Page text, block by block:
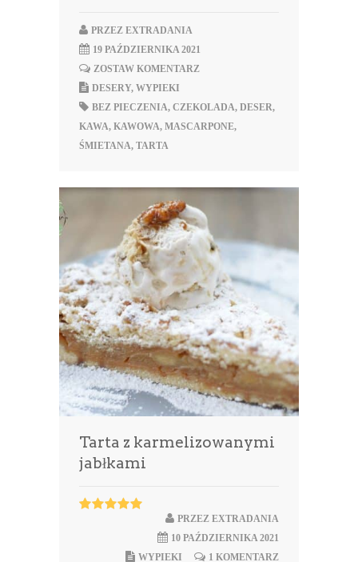
PRZEZ EXTRADANIA
19 PAŹDZIERNIKA 2021
ZOSTAW KOMENTARZ
DESERY, WYPIEKI
BEZ PIECZENIA, CZEKOLADA, DESER,
KAWA, KAWOWA, MASCARPONE,
ŚMIETANA, TARTA
Tarta z karmelizowanymi
jabłkami
PRZEZ EXTRADANIA
10 PAŹDZIERNIKA 2021
1 KOMENTARZ
WYPIEKI